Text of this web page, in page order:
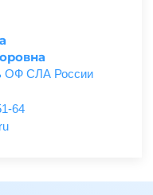
ОФ СЛА России
64